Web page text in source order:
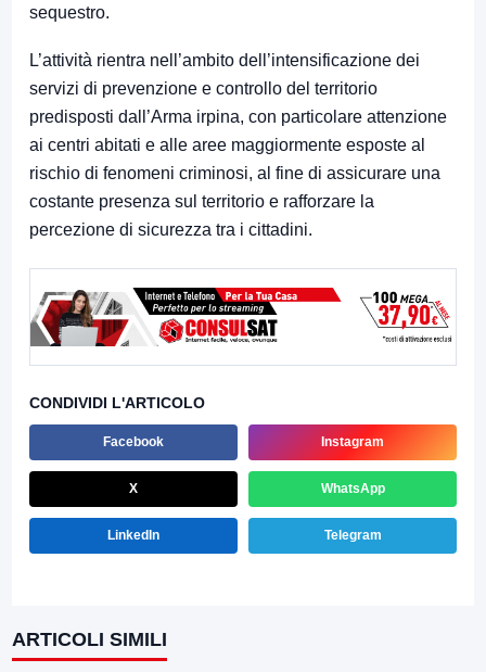
sequestro.
L’attività rientra nell’ambito dell’intensificazione dei
servizi di prevenzione e controllo del territorio
predisposti dall’Arma irpina, con particolare attenzione
ai centri abitati e alle aree maggiormente esposte al
rischio di fenomeni criminosi, al fine di assicurare una
costante presenza sul territorio e rafforzare la
percezione di sicurezza tra i cittadini.
CONDIVIDI L'ARTICOLO
Facebook Instagram
X WhatsApp
LinkedIn Telegram
ARTICOLI SIMILI